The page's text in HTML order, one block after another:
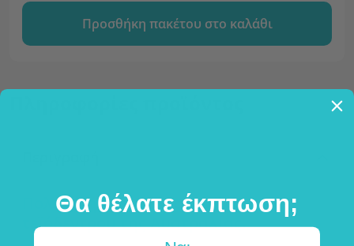
Προσθήκη πακέτου στο καλάθι
Πολύτιμη κρέμα με αγνό έλαιο
τεϊόδεντρου της Αυστραλίας.
Θα θέλατε έκπτωση;